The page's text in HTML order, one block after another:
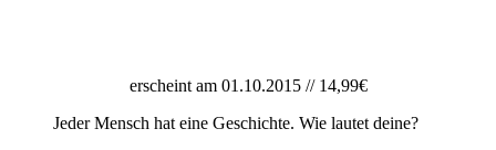
erscheint am 01.10.2015 // 14,99€
Jeder Mensch hat eine Geschichte. Wie lautet deine?